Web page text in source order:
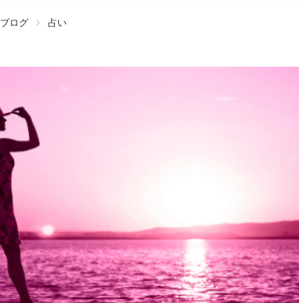
ブログ 占い